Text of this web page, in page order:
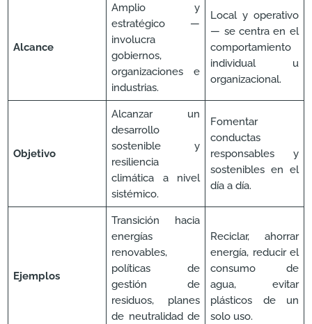
Alcance
Amplio y
estratégico —
involucra
gobiernos,
organizaciones e
industrias.
Local y operativo
— se centra en el
comportamiento
individual u
organizacional.
Objetivo
Alcanzar un
desarrollo
sostenible y
resiliencia
climática a nivel
sistémico.
Fomentar
conductas
responsables y
sostenibles en el
día a día.
Ejemplos
Transición hacia
energías
renovables,
políticas de
gestión de
residuos, planes
de neutralidad de
Reciclar, ahorrar
energía, reducir el
consumo de
agua, evitar
plásticos de un
solo uso.